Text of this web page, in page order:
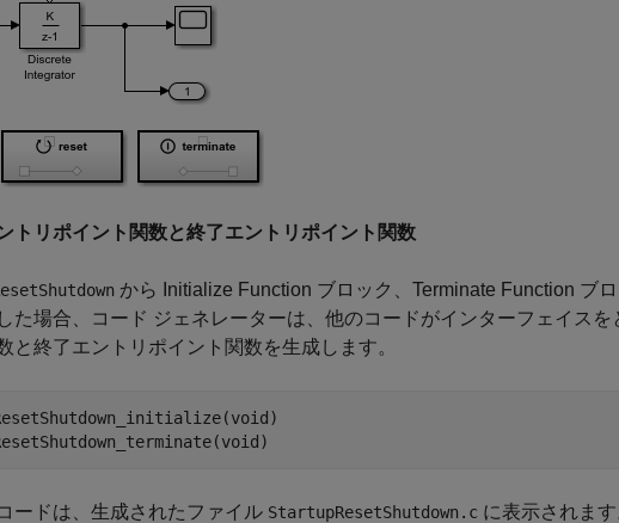
トリポイント関数と終了エントリポイント関数
から Initialize Function ブロック、Terminate Function ブ
た場合、コード ジェネレーターは、他のコードがインターフェイス
と終了エントリポイント関数を生成します。
ードは、生成されたファイル StartupResetShutdown.c に表示されま